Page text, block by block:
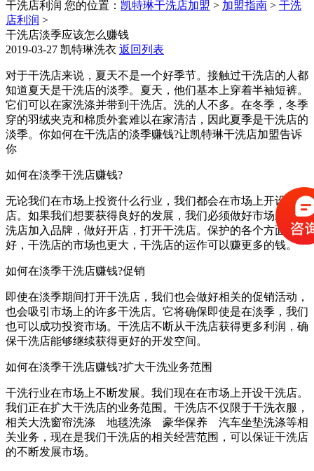
干洗店利润 您的位置： 凯特琳干洗店加盟 > 加盟指南 > 干洗
店利润 >
干洗店淡季应该怎么赚钱
2019-03-27 凯特琳洗衣 返回列表
对于干洗店来说，夏天不是一个好季节。接触过干洗店的人都
知道夏天是干洗店的淡季。夏天，他们基本上穿着半袖短裤。
它们可以在家洗涤并带到干洗店。洗的人不多。在冬季，冬季
穿的羽绒夹克和棉质外套难以在家清洁，因此夏季是干洗店的
淡季。你如何在干洗店的淡季赚钱?让凯特琳干洗店加盟告诉
你
如何在淡季干洗店赚钱?
无论我们在市场上投资什么行业，我们都会在市场上开设干洗
店。如果我们想要获得良好的发展，我们必须做好市场上的干
洗店加入品牌，做好开店，打开干洗店。保护的各个方面都更
好，干洗店的市场也更大，干洗店的运作可以赚更多的钱。
如何在淡季干洗店赚钱?促销
即使在淡季期间打开干洗店，我们也会做好相关的促销活动，
也会吸引市场上的许多干洗店。它将确保即使是在淡季，我们
也可以成功投资市场。干洗店不断从干洗店获得更多利润，确
保干洗店能够继续获得更好的开发空间。
如何在淡季干洗店赚钱?扩大干洗业务范围
干洗行业在市场上不断发展。我们现在在市场上开设干洗店。
我们正在扩大干洗店的业务范围。干洗店不仅限于干洗衣服，
相关大洗窗帘洗涤 地毯洗涤 豪华保养 汽车坐垫洗涤等相
关业务，现在是我们干洗店的相关经营范围，可以保证干洗店
的不断发展市场。